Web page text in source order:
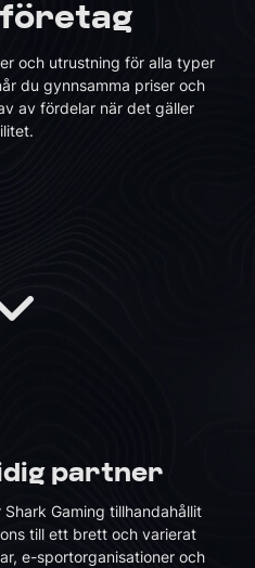
och utrustning för alla typer
du gynnsamma priser och
av fördelar när det gäller
partner
Gaming tillhandahållit
till ett brett och varierat
e-sportorganisationer och